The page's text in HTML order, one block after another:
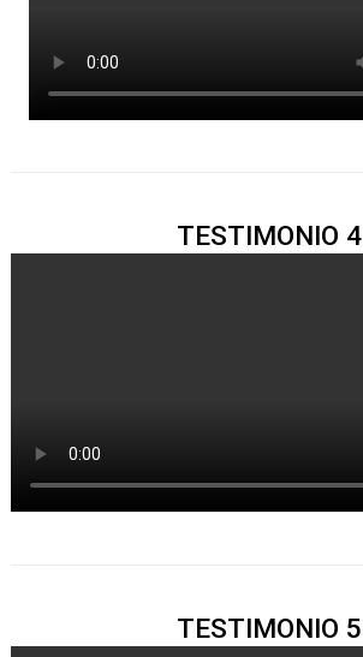
TESTIMONIO 4
TESTIMONIO 5